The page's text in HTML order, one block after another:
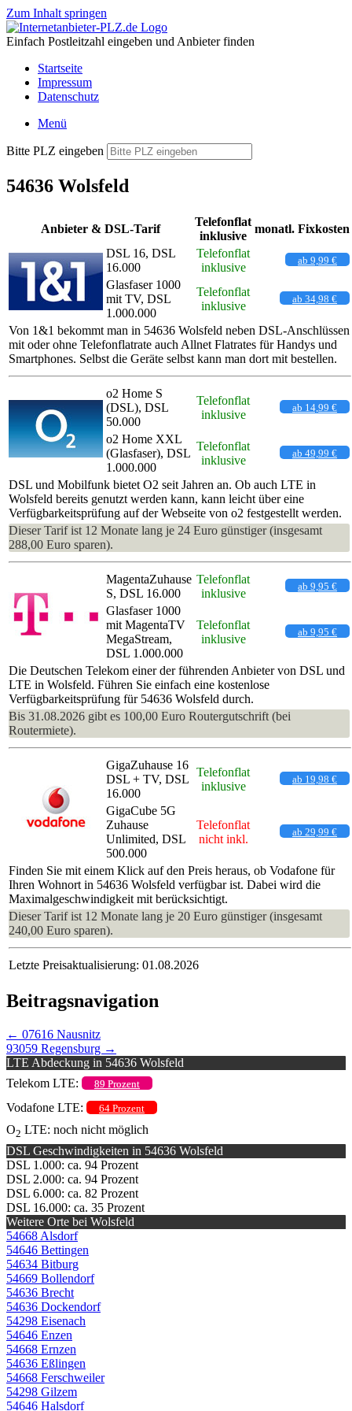
Zum Inhalt springen
Einfach Postleitzahl eingeben und Anbieter finden
Startseite
Impressum
Datenschutz
Menü
Bitte PLZ eingeben
54636 Wolsfeld
Anbieter & DSL-Tarif
Telefonflat
inklusive
monatl. Fixkosten
DSL 16, DSL
16.000
Telefonflat
inklusive
ab 9,99 €
Glasfaser 1000
mit TV, DSL
1.000.000
Telefonflat
inklusive
ab 34,98 €
Von 1&1 bekommt man in 54636 Wolsfeld neben DSL-Anschlüssen
mit oder ohne Telefonflatrate auch Allnet Flatrates für Handys und
Smartphones. Selbst die Geräte selbst kann man dort mit bestellen.
o2 Home S
(DSL), DSL
50.000
Telefonflat
inklusive
ab 14,99 €
o2 Home XXL
(Glasfaser), DSL
1.000.000
Telefonflat
inklusive
ab 49,99 €
DSL und Mobilfunk bietet O2 seit Jahren an. Ob auch LTE in
Wolsfeld bereits genutzt werden kann, kann leicht über eine
Verfügbarkeitsprüfung auf der Webseite von o2 festgestellt werden.
Dieser Tarif ist 12 Monate lang je 24 Euro günstiger (insgesamt
288,00 Euro sparen).
MagentaZuhause
S, DSL 16.000
Telefonflat
inklusive
ab 9,95 €
Glasfaser 1000
mit MagentaTV
MegaStream,
DSL 1.000.000
Telefonflat
inklusive
ab 9,95 €
Die Deutschen Telekom einer der führenden Anbieter von DSL und
LTE in Wolsfeld. Führen Sie einfach eine kostenlose
Verfügbarkeitsprüfung für 54636 Wolsfeld durch.
Bis 31.08.2026 gibt es 100,00 Euro Routergutschrift (bei
Routermiete).
GigaZuhause 16
DSL + TV, DSL
16.000
Telefonflat
inklusive
ab 19,98 €
GigaCube 5G
Zuhause
Unlimited, DSL
500.000
Telefonflat
nicht inkl.
ab 29,99 €
Finden Sie mit einem Klick auf den Preis heraus, ob Vodafone für
Ihren Wohnort in 54636 Wolsfeld verfügbar ist. Dabei wird die
Maximalgeschwindigkeit mit berücksichtigt.
Dieser Tarif ist 12 Monate lang je 20 Euro günstiger (insgesamt
240,00 Euro sparen).
Letzte Preisaktualisierung: 01.08.2026
Beitragsnavigation
← 07616 Nausnitz
93059 Regensburg →
LTE Abdeckung in 54636 Wolsfeld
Telekom LTE:
89 Prozent
Vodafone LTE: 64 Prozent
O2 LTE: noch nicht möglich
DSL Geschwindigkeiten in 54636 Wolsfeld
DSL 1.000: ca. 94 Prozent
DSL 2.000: ca. 94 Prozent
DSL 6.000: ca. 82 Prozent
DSL 16.000: ca. 35 Prozent
Weitere Orte bei Wolsfeld
54668 Alsdorf
54646 Bettingen
54634 Bitburg
54669 Bollendorf
54636 Brecht
54636 Dockendorf
54298 Eisenach
54646 Enzen
54668 Ernzen
54636 Eßlingen
54668 Ferschweiler
54298 Gilzem
54646 Halsdorf